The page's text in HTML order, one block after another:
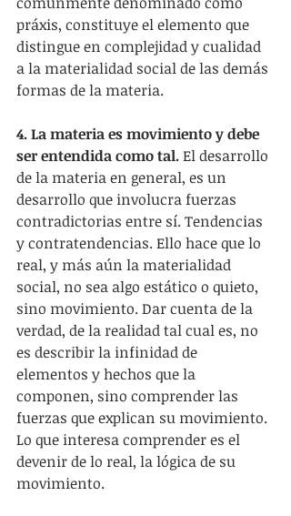
práxis, constituye el elemento que
distingue en complejidad y cualidad
a la materialidad social de las demás
formas de la materia.
4. La materia es movimiento y debe
ser entendida como tal. El desarrollo
de la materia en general, es un
desarrollo que involucra fuerzas
contradictorias entre sí. Tendencias
y contratendencias. Ello hace que lo
real, y más aún la materialidad
social, no sea algo estático o quieto,
sino movimiento. Dar cuenta de la
verdad, de la realidad tal cual es, no
es describir la infinidad de
elementos y hechos que la
componen, sino comprender las
fuerzas que explican su movimiento.
Lo que interesa comprender es el
devenir de lo real, la lógica de su
movimiento.